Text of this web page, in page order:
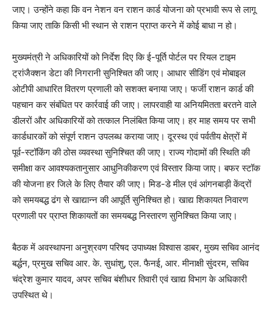
जाए। उन्होंने कहा कि वन नेशन वन राशन कार्ड योजना को प्रभावी रूप से लागू
किया जाए ताकि किसी भी स्थान से राशन प्राप्त करने में कोई बाधा न हो।
मुख्यमंत्री ने अधिकारियों को निर्देश दिए कि ई-पूर्ति पोर्टल पर रियल टाइम
ट्रांजैक्शन डेटा की निगरानी सुनिश्चित की जाए। आधार सीडिंग एवं मोबाइल
ओटीपी आधारित वितरण प्रणाली को सशक्त बनाया जाए। फर्जी राशन कार्ड की
पहचान कर संबंधित पर कार्रवाई की जाए। लापरवाही या अनियमितता बरतने वाले
डीलरों और अधिकारियों को तत्काल निलंबित किया जाए। हर माह समय पर सभी
कार्डधारकों को संपूर्ण राशन उपलब्ध कराया जाए। दूरस्थ एवं पर्वतीय क्षेत्रों में
पूर्व-स्टॉकिंग की ठोस व्यवस्था सुनिश्चित की जाए। राज्य गोदामों की स्थिति की
समीक्षा कर आवश्यकतानुसार आधुनिकीकरण एवं विस्तार किया जाए। बफर स्टॉक
की योजना हर जिले के लिए तैयार की जाए। मिड-डे मील एवं आंगनबाड़ी केंद्रों
को समयबद्ध ढंग से खाद्यान्न की आपूर्ति सुनिश्चित हो। खाद्य शिकायत निवारण
प्रणाली पर प्राप्त शिकायतों का समयबद्ध निस्तारण सुनिश्चित किया जाए।
बैठक में अवस्थापना अनुश्रवण परिषद उपाध्यक्ष विश्वास डाबर, मुख्य सचिव आनंद
बर्द्धन, प्रमुख सचिव आर. के. सुधांशु, एल. फैनई, आर. मीनाक्षी सुंदरम, सचिव
चंद्रेश कुमार यादव, अपर सचिव बंशीधर तिवारी एवं खाद्य विभाग के अधिकारी
उपस्थित थे।